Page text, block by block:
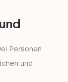
Personen
und